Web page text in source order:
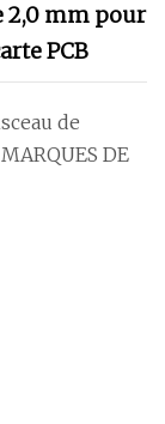
2,0 mm pour
PCB
de
DE